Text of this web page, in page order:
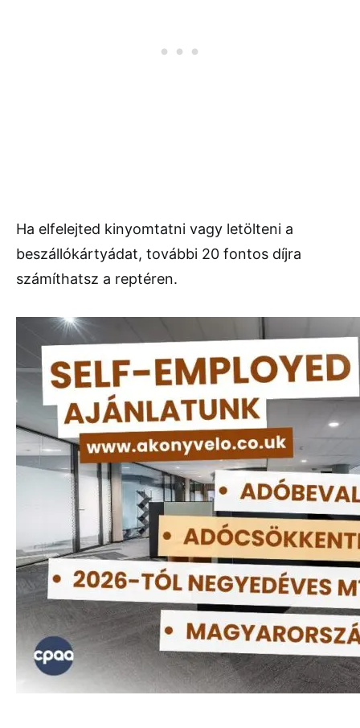
Ha elfelejted kinyomtatni vagy letölteni a
beszállókártyádat, további 20 fontos díjra
számíthatsz a reptéren.